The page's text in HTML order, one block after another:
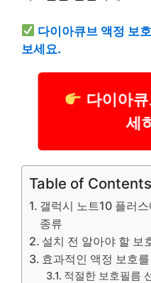
다이아큐브 액정 보
보세요.
다이아큐
세
Table of Contents
갤럭시 노트10 플러
종류
설치 전 알아야 할 보
효과적인 액정 보호
적절한 보호필름